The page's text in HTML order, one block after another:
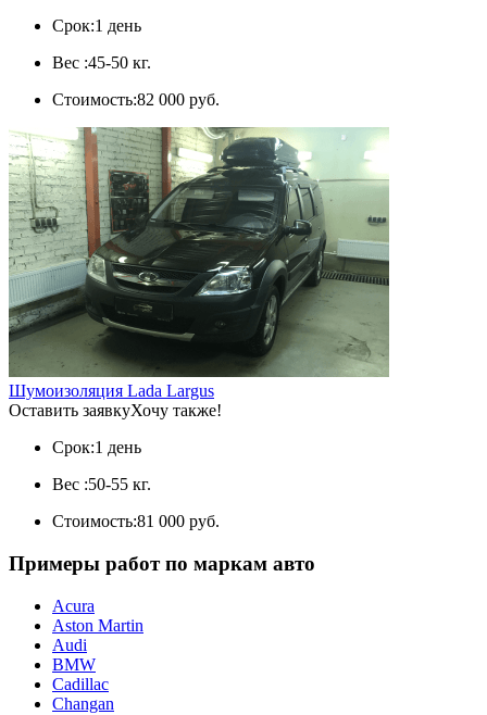
Срок:1 день
Вес :45-50 кг.
Стоимость:82 000 руб.
Шумоизоляция Lada Largus
Оставить заявкуХочу также!
Срок:1 день
Вес :50-55 кг.
Стоимость:81 000 руб.
Примеры работ по маркам авто
Acura
Aston Martin
Audi
BMW
Cadillac
Changan